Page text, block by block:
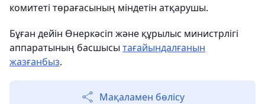
комитеті төрағасының міндетін атқарушы.
Бұған дейін Өнеркәсіп және құрылыс министрлігі
аппаратының басшысы тағайындалғанын
жазғанбыз.
Мақаламен бөлісу